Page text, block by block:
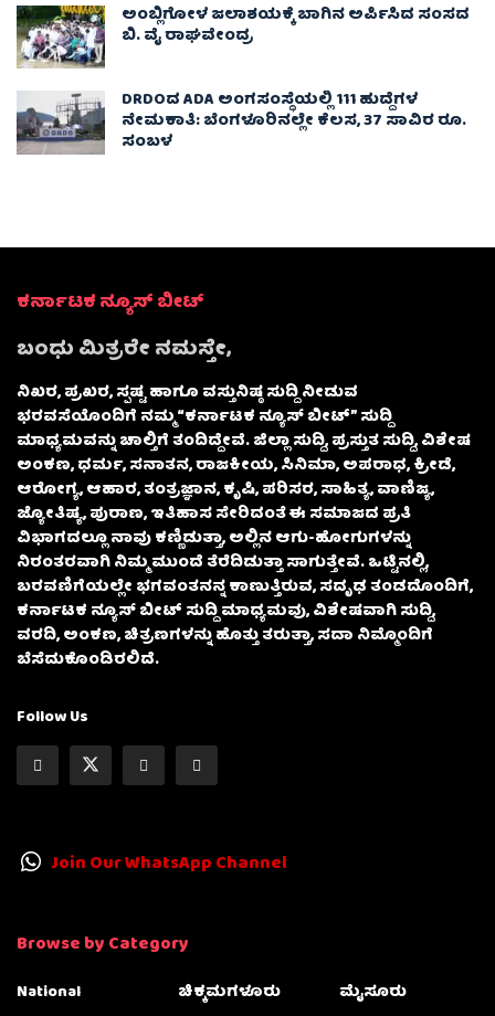
ಅಂಬ್ಲಿಗೋಳ ಜಲಾಶಯಕ್ಕೆ ಬಾಗಿನ ಅರ್ಪಿಸಿದ ಸಂಸದ
ಬಿ. ವೈ ರಾಘವೇಂದ್ರ
DRDOದ ADA ಅಂಗಸಂಸ್ಥೆಯಲ್ಲಿ 111 ಹುದ್ದೆಗಳ
ನೇಮಕಾತಿ: ಬೆಂಗಳೂರಿನಲ್ಲೇ ಕೆಲಸ, 37 ಸಾವಿರ ರೂ.
ಸಂಬಳ
ಕರ್ನಾಟಕ ನ್ಯೂಸ್ ಬೀಟ್
ಬಂಧು ಮಿತ್ರರೇ ನಮಸ್ತೇ,
ನಿಖರ, ಪ್ರಖರ, ಸ್ಪಷ್ಟ ಹಾಗೂ ವಸ್ತುನಿಷ್ಠ ಸುದ್ದಿ ನೀಡುವ
ಭರವಸೆಯೊಂದಿಗೆ ನಮ್ಮ “ಕರ್ನಾಟಕ ನ್ಯೂಸ್ ಬೀಟ್” ಸುದ್ದಿ
ಮಾಧ್ಯಮವನ್ನು ಚಾಲ್ತಿಗೆ ತಂದಿದ್ದೇವೆ. ಜಿಲ್ಲಾ ಸುದ್ದಿ, ಪ್ರಸ್ತುತ ಸುದ್ದಿ, ವಿಶೇಷ
ಅಂಕಣ, ಧರ್ಮ, ಸನಾತನ, ರಾಜಕೀಯ, ಸಿನಿಮಾ, ಅಪರಾಧ, ಕ್ರೀಡೆ,
ಆರೋಗ್ಯ, ಆಹಾರ, ತಂತ್ರಜ್ಞಾನ, ಕೃಷಿ, ಪರಿಸರ, ಸಾಹಿತ್ಯ, ವಾಣಿಜ್ಯ,
ಜ್ಯೋತಿಷ್ಯ, ಪುರಾಣ, ಇತಿಹಾಸ ಸೇರಿದಂತೆ ಈ ಸಮಾಜದ ಪ್ರತಿ
ವಿಭಾಗದಲ್ಲೂ ನಾವು ಕಣ್ಣಿಡುತ್ತಾ, ಅಲ್ಲಿನ ಆಗು-ಹೋಗುಗಳನ್ನು
ನಿರಂತರವಾಗಿ ನಿಮ್ಮ ಮುಂದೆ ತೆರೆದಿಡುತ್ತಾ ಸಾಗುತ್ತೇವೆ. ಒಟ್ಟಿನಲ್ಲಿ,
ಬರವಣಿಗೆಯಲ್ಲೇ ಭಗವಂತನನ್ನ ಕಾಣುತ್ತಿರುವ, ಸದೃಢ ತಂಡದೊಂದಿಗೆ,
ಕರ್ನಾಟಕ ನ್ಯೂಸ್ ಬೀಟ್ ಸುದ್ದಿ ಮಾಧ್ಯಮವು, ವಿಶೇಷವಾಗಿ ಸುದ್ದಿ,
ವರದಿ, ಅಂಕಣ, ಚಿತ್ರಣಗಳನ್ನು ಹೊತ್ತು ತರುತ್ತಾ, ಸದಾ ನಿಮ್ಮೊಂದಿಗೆ
ಬೆಸೆದುಕೊಂಡಿರಲಿದೆ.
Follow Us
Join Our WhatsApp Channel
Browse by Category
National
ಚಿಕ್ಕಮಗಳೂರು
ಮೈಸೂರು